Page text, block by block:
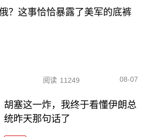
？这事恰恰暴露了美军的底裤
阅读 11249 08-07
胡塞这一炸，我终于看懂伊朗总
统昨天那句话了